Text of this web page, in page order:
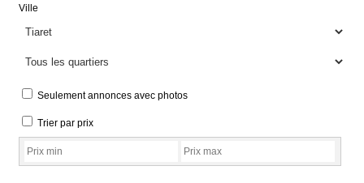
Ville
Seulement annonces avec photos
Trier par prix